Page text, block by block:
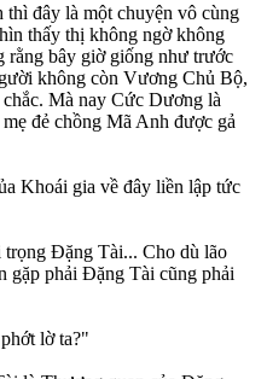
đây là một chuyện vô cùng
thấy thị không ngờ không
rằng bây giờ giống như trước
không còn Vương Chủ Bộ,
Mà nay Cức Dương là
đẻ chồng Mã Anh được gả
Khoái gia về đây liền lập tức
Đặng Tài... Cho dù lão
gặp phải Đặng Tài cũng phải
lờ ta?"